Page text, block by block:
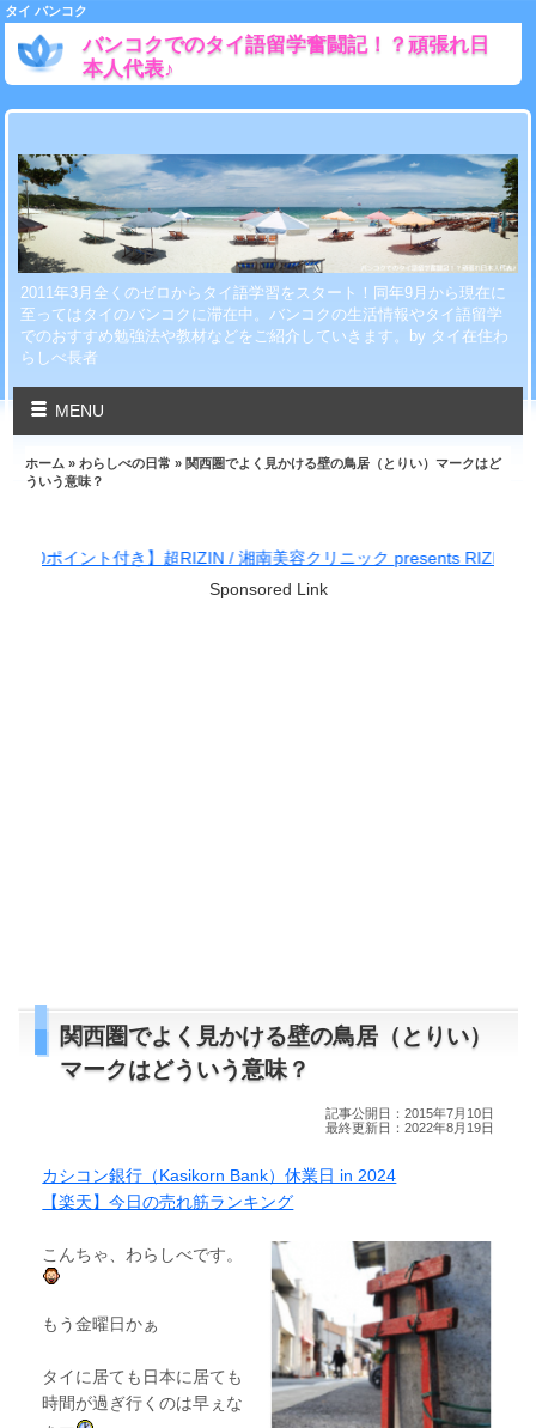
タイ バンコク
バンコクでのタイ語留学奮闘記！？頑張れ日
本人代表♪
2011年3月全くのゼロからタイ語学習をスタート！同年9月から現在に
至ってはタイのバンコクに滞在中。バンコクの生活情報やタイ語留学
でのおすすめ勉強法や教材などをご紹介していきます。by タイ在住わ
らしべ長者
MENU
ホーム »わらしべの日常 » 関西圏でよく見かける壁の鳥居（とりい）マークはど
ういう意味？
】超RIZIN / 湘南美容クリニック presents RIZIN.38
Sponsored Link
関西圏でよく見かける壁の鳥居（とりい）
マークはどういう意味？
記事公開日：2015年7月10日
最終更新日：2022年8月19日
カシコン銀行（Kasikorn Bank）休業日 in 2024
【楽天】今日の売れ筋ランキング
こんちゃ、わらしべです。
もう金曜日かぁ
タイに居ても日本に居ても
時間が過ぎ行くのは早ぇな